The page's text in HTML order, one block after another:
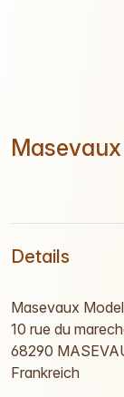
Details
Masevaux
10 rue du
68290
Frankreich